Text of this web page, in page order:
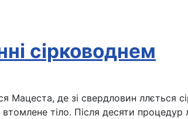
сірководнем
Мацеста, де зі свердловин ллється
тіло. Після десяти